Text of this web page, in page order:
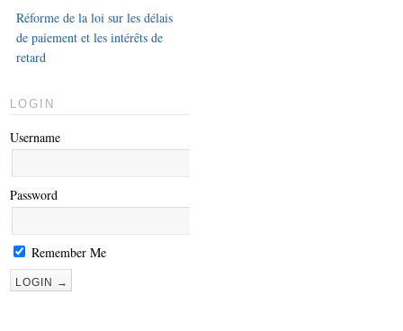
Réforme de la loi sur les délais
de paiement et les intérêts de
retard
LOGIN
Username
Password
Remember Me